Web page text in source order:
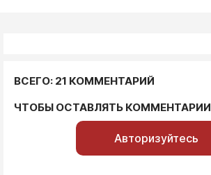
ВСЕГО: 21 КОММЕНТАРИЙ
ЧТОБЫ ОСТАВЛЯТЬ КОММЕНТАРИИ
Авторизуйтесь